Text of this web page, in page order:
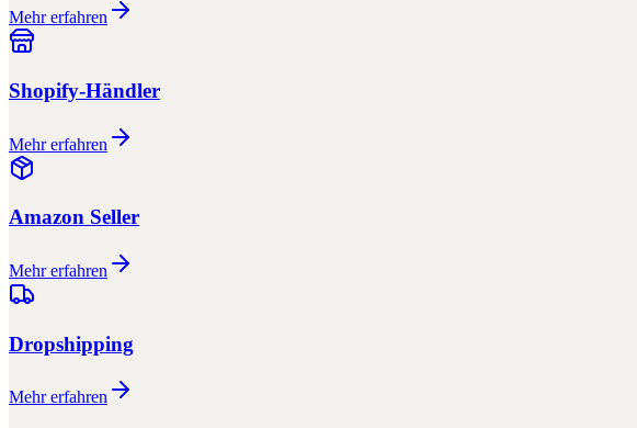
Mehr erfahren
Shopify-Händler
Mehr erfahren
Amazon Seller
Mehr erfahren
Dropshipping
Mehr erfahren